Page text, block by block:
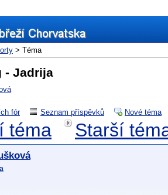
> Téma
- Jadrija
fór Seznam příspěvků Nové téma
téma Starší